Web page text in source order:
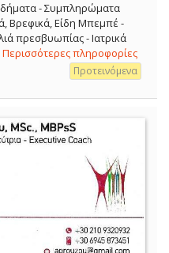
- Συμπληρώματα
Βρεφικά, Είδη Μπεμπέ -
πρεσβυωπίας - Ιατρικά
Περισσότερες πληροφορίες
Προτεινόμενα